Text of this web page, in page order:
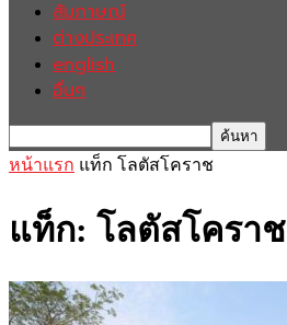
สัมภาษณ์
ต่างประเทศ
english
อื่นๆ
หน้าแรก แท็ก โลตัสโคราช
แท็ก: โลตัสโคราช